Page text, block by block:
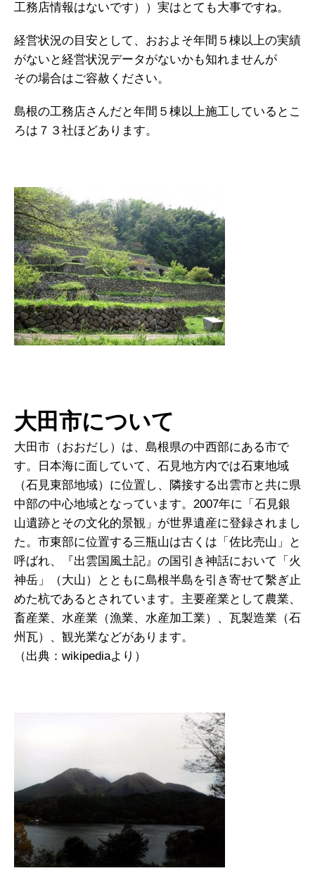
工務店情報はないです））実はとても大事ですね。
経営状況の目安として、おおよそ年間５棟以上の実績
がないと経営状況データがないかも知れませんが
その場合はご容赦ください。
島根の工務店さんだと年間５棟以上施工しているとこ
ろは７３社ほどあります。
大田市について
大田市（おおだし）は、島根県の中西部にある市で
す。日本海に面していて、石見地方内では石東地域
（石見東部地域）に位置し、隣接する出雲市と共に県
中部の中心地域となっています。2007年に「石見銀
山遺跡とその文化的景観」が世界遺産に登録されまし
た。市東部に位置する三瓶山は古くは「佐比売山」と
呼ばれ、『出雲国風土記』の国引き神話において「火
神岳」（大山）とともに島根半島を引き寄せて繫ぎ止
めた杭であるとされています。主要産業として農業、
畜産業、水産業（漁業、水産加工業）、瓦製造業（石
州瓦）、観光業などがあります。
（出典：wikipediaより）